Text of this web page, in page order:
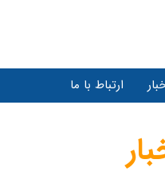
ارتباط با ما
(071) 52725323